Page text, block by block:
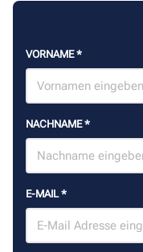
VORNAME*
NACHNAME*
E-MAIL*